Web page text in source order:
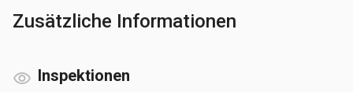
Zusätzliche Informationen
Inspektionen